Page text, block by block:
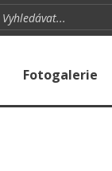
Fotogalerie